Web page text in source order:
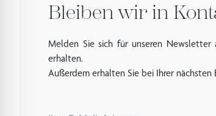
Bleiben wir in
Melden Sie sich für unseren
erhalten.
Außerdem erhalten Sie bei Ihrer